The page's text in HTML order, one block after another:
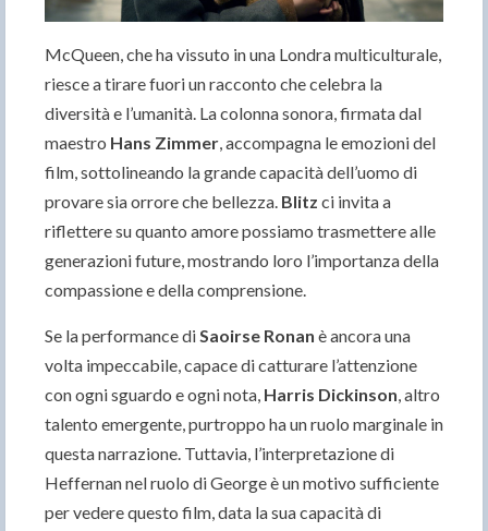
McQueen, che ha vissuto in una Londra multiculturale,
riesce a tirare fuori un racconto che celebra la
diversità e l’umanità. La colonna sonora, firmata dal
maestro Hans Zimmer , accompagna le emozioni del
film, sottolineando la grande capacità dell’uomo di
provare sia orrore che bellezza. Blitz ci invita a
riflettere su quanto amore possiamo trasmettere alle
generazioni future, mostrando loro l’importanza della
compassione e della comprensione.
Se la performance di Saoirse Ronan è ancora una
volta impeccabile, capace di catturare l’attenzione
con ogni sguardo e ogni nota, Harris Dickinson , altro
talento emergente, purtroppo ha un ruolo marginale in
questa narrazione. Tuttavia, l’interpretazione di
Heffernan nel ruolo di George è un motivo sufficiente
per vedere questo film, data la sua capacità di